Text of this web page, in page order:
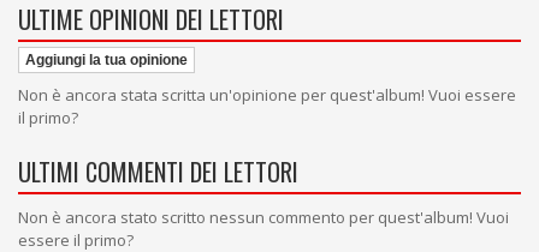
ULTIME OPINIONI DEI LETTORI
Aggiungi la tua opinione
Non è ancora stata scritta un'opinione per quest'album! Vuoi essere
il primo?
ULTIMI COMMENTI DEI LETTORI
Non è ancora stato scritto nessun commento per quest'album! Vuoi
essere il primo?